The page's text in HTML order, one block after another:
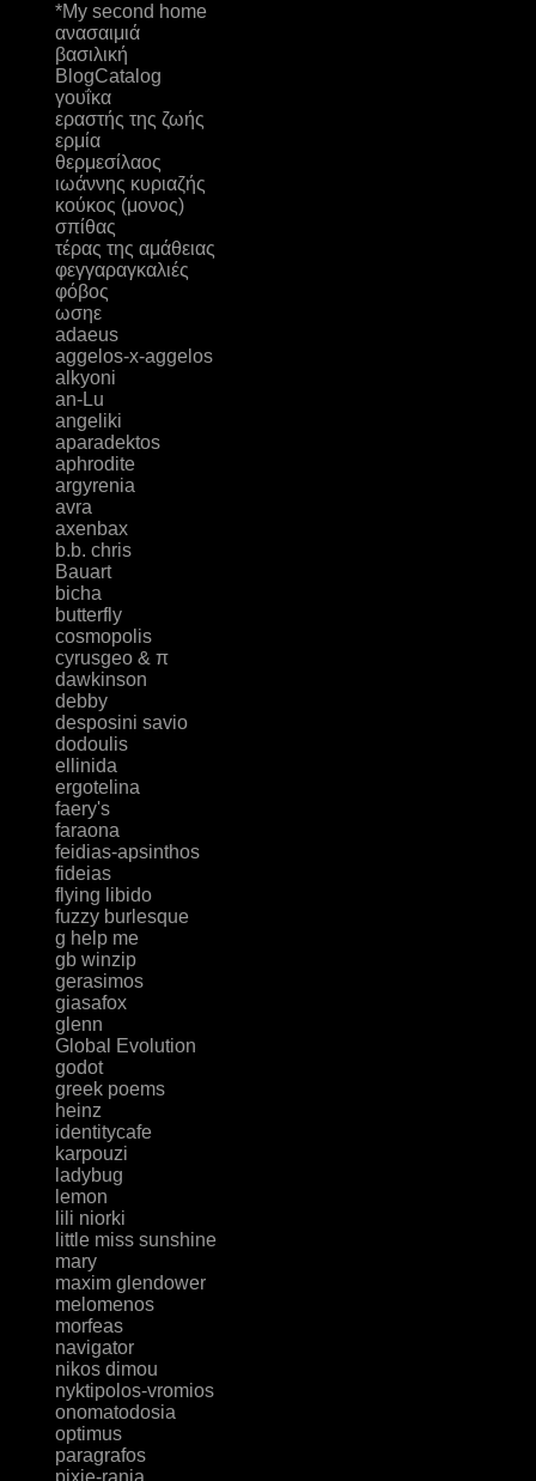
*My second home
ανασαιμιά
βασιλική
ΒlogCatalog
γουΐκα
εραστής της ζωής
ερμία
θερμεσίλαος
ιωάννης κυριαζής
κούκος (μονος)
σπίθας
τέρας της αμάθειας
φεγγαραγκαλιές
φόβος
ωσηε
adaeus
aggelos-x-aggelos
alkyoni
an-Lu
angeliki
aparadektos
aphrodite
argyrenia
avra
axenbax
b.b. chris
Bauart
bicha
butterfly
cosmopolis
cyrusgeo & π
dawkinson
debby
desposini savio
dodoulis
ellinida
ergotelina
faery's
faraona
feidias-apsinthos
fideias
flying libido
fuzzy burlesque
g help me
gb winzip
gerasimos
giasafox
glenn
Global Evolution
godot
greek poems
heinz
identitycafe
karpouzi
ladybug
lemon
lili niorki
little miss sunshine
mary
maxim glendower
melomenos
morfeas
navigator
nikos dimou
nyktipolos-vromios
onomatodosia
optimus
paragrafos